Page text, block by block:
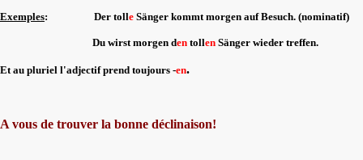
Exemples: Der tolle Sänger kommt morgen auf Besuch. (nominatif)
Du wirst morgen den tollen Sänger wieder treffen.
Et au pluriel l'adjectif prend toujours -en.
A vous de trouver la bonne déclinaison!